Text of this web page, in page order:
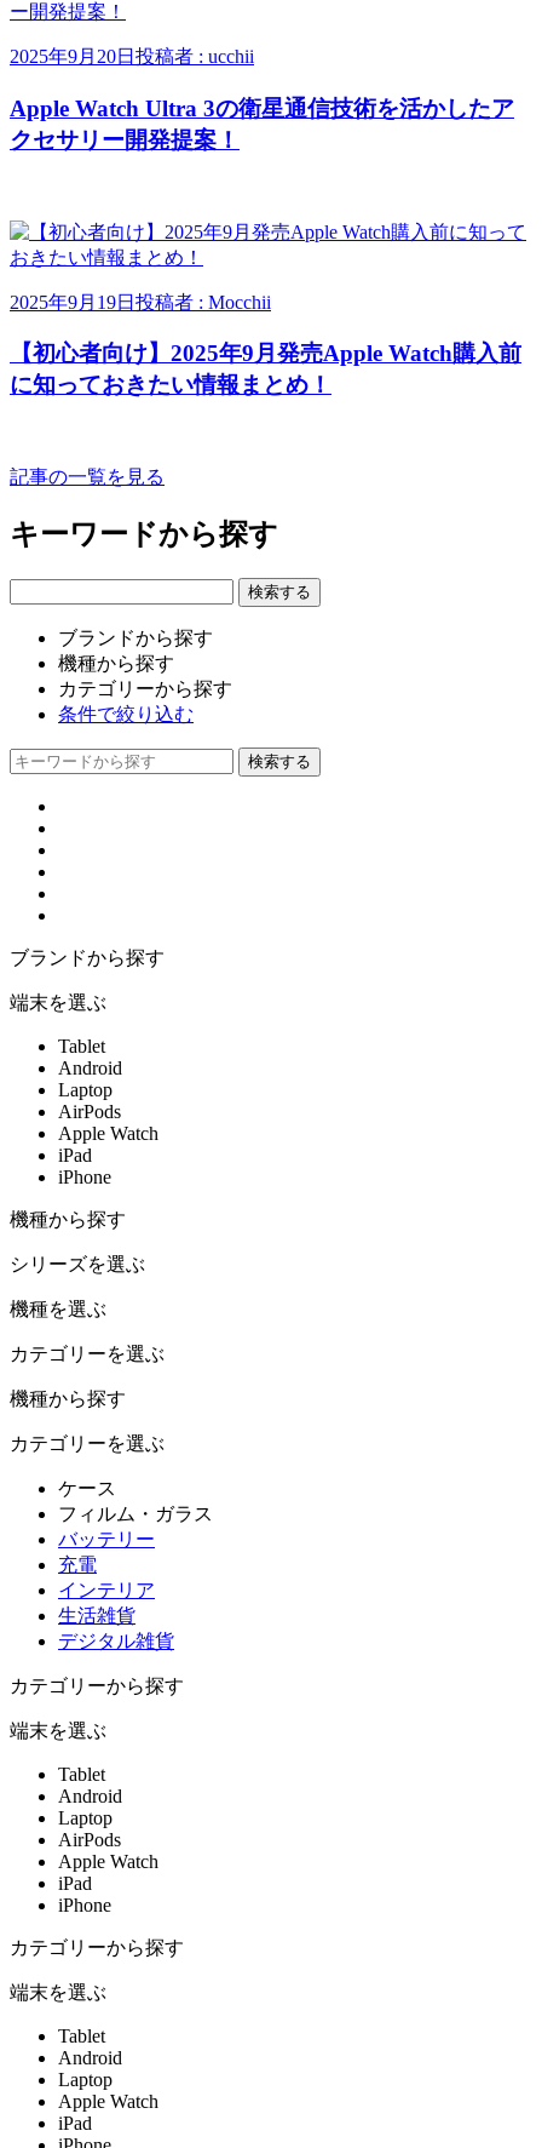
2025年9月20日 投稿者 : ucchii
Apple Watch Ultra 3の衛星通信技術を活かしたア
クセサリー開発提案！
2025年9月19日 投稿者 : Mocchii
【初心者向け】2025年9月発売Apple Watch購入前
に知っておきたい情報まとめ！
記事の一覧を見る
キーワードから探す
ブランドから探す
機種から探す
カテゴリーから探す
条件で絞り込む
ブランドから探す
端末を選ぶ
Tablet
Android
Laptop
AirPods
Apple Watch
iPad
iPhone
機種から探す
シリーズを選ぶ
機種を選ぶ
カテゴリーを選ぶ
機種から探す
カテゴリーを選ぶ
ケース
フィルム・ガラス
バッテリー
充電
インテリア
生活雑貨
デジタル雑貨
カテゴリーから探す
端末を選ぶ
Tablet
Android
Laptop
AirPods
Apple Watch
iPad
iPhone
カテゴリーから探す
端末を選ぶ
Tablet
Android
Laptop
Apple Watch
iPad